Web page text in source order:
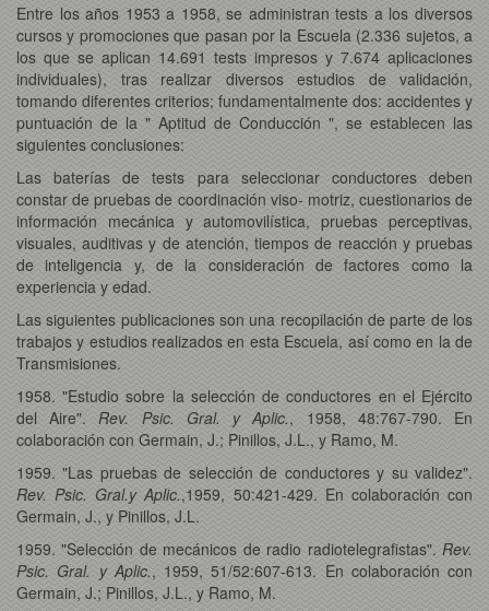
Entre los años 1953 a 1958, se administran tests a los diversos
cursos y promociones que pasan por la Escuela (2.336 sujetos, a
los que se aplican 14.691 tests impresos y 7.674 aplicaciones
individuales), tras realizar diversos estudios de validación,
tomando diferentes criterios; fundamentalmente dos: accidentes y
puntuación de la " Aptitud de Conducción ", se establecen las
siguientes conclusiones:
Las baterías de tests para seleccionar conductores deben
constar de pruebas de coordinación viso- motriz, cuestionarios de
información mecánica y automovilística, pruebas perceptivas,
visuales, auditivas y de atención, tiempos de reacción y pruebas
de inteligencia y, de la consideración de factores como la
experiencia y edad.
Las siguientes publicaciones son una recopilación de parte de los
trabajos y estudios realizados en esta Escuela, así como en la de
Transmisiones.
1958. "Estudio sobre la selección de conductores en el Ejército
del Aire". Rev. Psic. Gral. y Aplic., 1958, 48:767-790. En
colaboración con Germain, J.; Pinillos, J.L., y Ramo, M.
1959. "Las pruebas de selección de conductores y su validez".
Rev. Psic. Gral.y Aplic.,1959, 50:421-429. En colaboración con
Germain, J., y Pinillos, J.L.
1959. "Selección de mecánicos de radio radiotelegrafistas". Rev.
Psic. Gral. y Aplic., 1959, 51/52:607-613. En colaboración con
Germain, J.; Pinillos, J.L., y Ramo, M.